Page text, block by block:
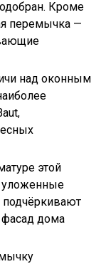
Кроме
перемычка —
над оконным
этой
уложенные
фасад дома